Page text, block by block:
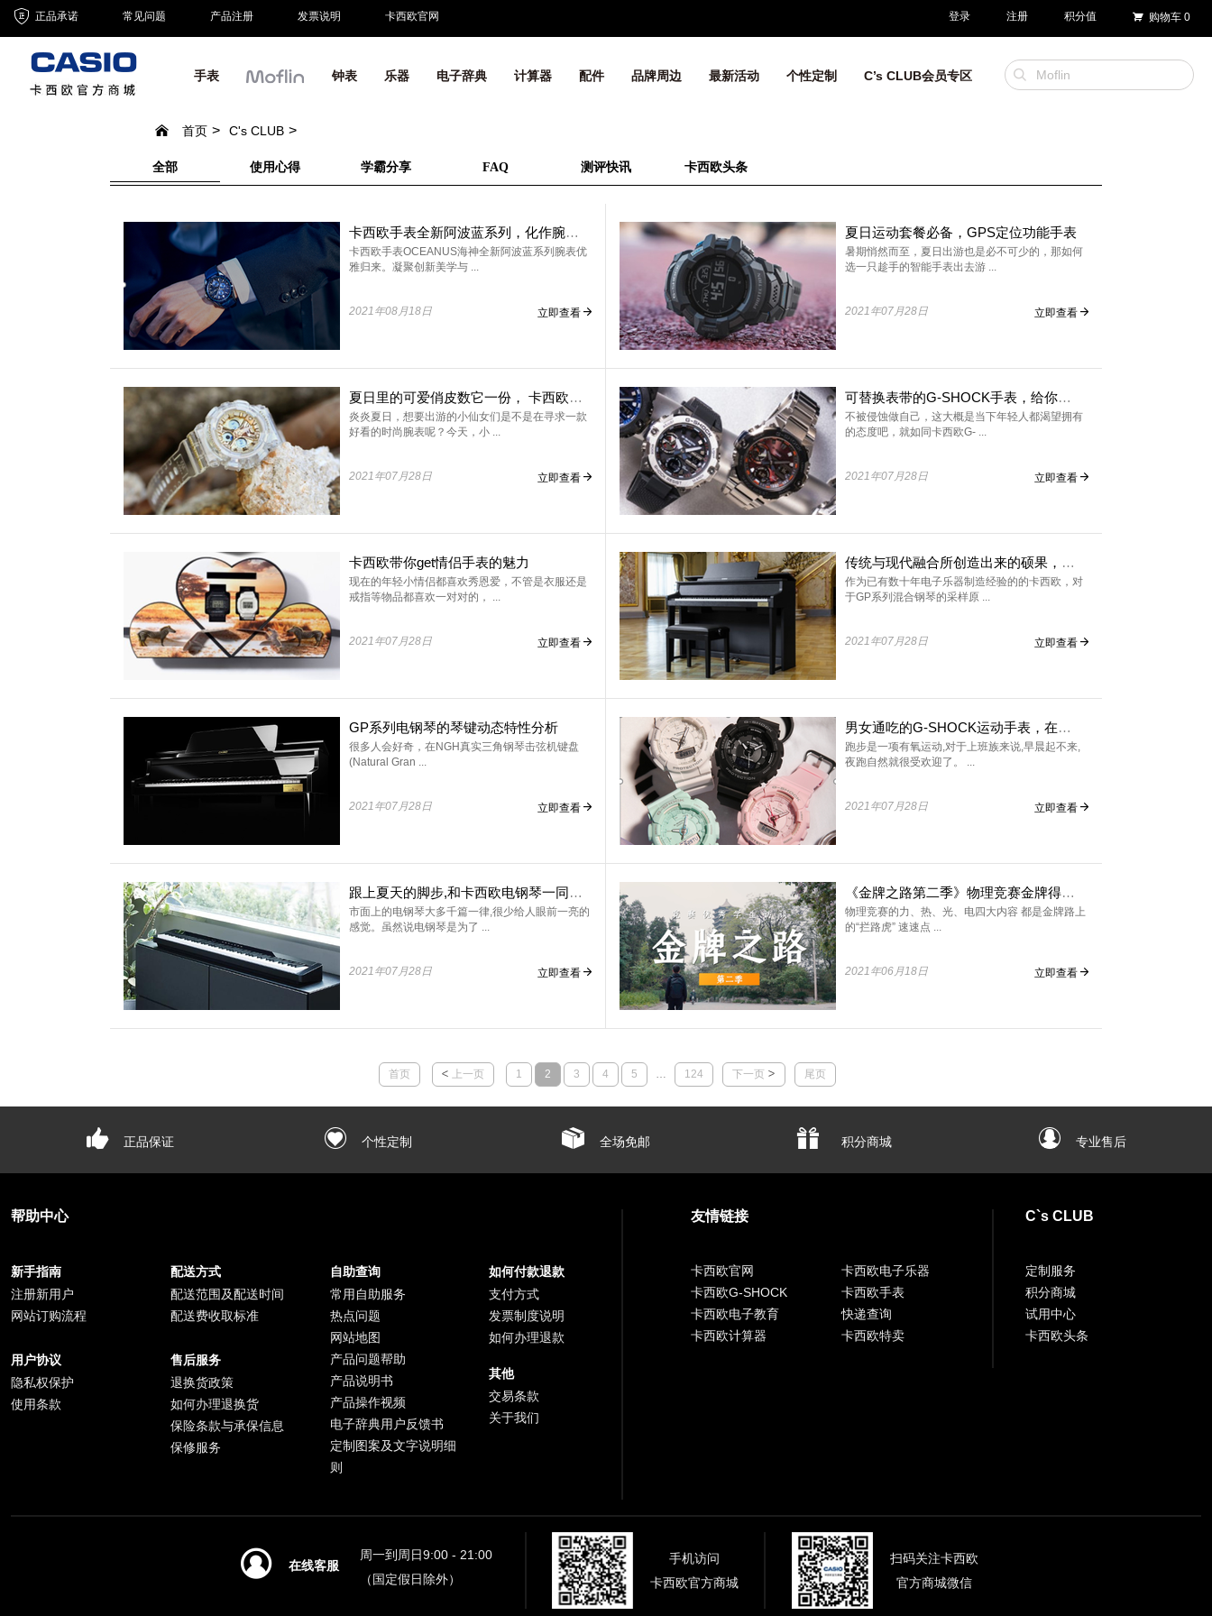
正品承诺 常见问题 产品注册 发票说明 卡西欧官网 登录 注册 积分值 购物车 0
手表 钟表 乐器 电子辞典 计算器 配件 品牌周边 最新活动 个性定制 C’s CLUB会员专区
首页 C's CLUB
全部 使用心得 学霸分享 FAQ 测评快讯 卡西欧头条
卡西欧手表全新阿波蓝系列，化作腕间深海
卡西欧手表OCEANUS海神全新阿波蓝系列腕表优
雅归来。凝聚创新美学与 ...
2021年08月18日 立即查看
夏日运动套餐必备，GPS定位功能手表
暑期悄然而至，夏日出游也是必不可少的，那如何
选一只趁手的智能手表出去游 ...
2021年07月28日 立即查看
夏日里的可爱俏皮数它一份， 卡西欧Dance主题系列腕表
炎炎夏日，想要出游的小仙女们是不是在寻求一款
好看的时尚腕表呢？今天，小 ...
2021年07月28日 立即查看
可替换表带的G-SHOCK手表，给你多重体验感
不被侵蚀做自己，这大概是当下年轻人都渴望拥有
的态度吧，就如同卡西欧G- ...
2021年07月28日 立即查看
卡西欧带你get情侣手表的魅力
现在的年轻小情侣都喜欢秀恩爱，不管是衣服还是
戒指等物品都喜欢一对对的， ...
2021年07月28日 立即查看
传统与现代融合所创造出来的硕果，GP系列混合电钢琴
作为已有数十年电子乐器制造经验的的卡西欧，对
于GP系列混合钢琴的采样原 ...
2021年07月28日 立即查看
GP系列电钢琴的琴键动态特性分析
很多人会好奇，在NGH真实三角钢琴击弦机键盘
(Natural Gran ...
2021年07月28日 立即查看
男女通吃的G-SHOCK运动手表，在夜跑时贴心为你服务
跑步是一项有氧运动,对于上班族来说,早晨起不来,
夜跑自然就很受欢迎了。 ...
2021年07月28日 立即查看
跟上夏天的脚步,和卡西欧电钢琴一同燥起来
市面上的电钢琴大多千篇一律,很少给人眼前一亮的
感觉。虽然说电钢琴是为了 ...
2021年07月28日 立即查看
《金牌之路第二季》物理竞赛金牌得主杨东逸同学分享竞赛小妙招！
物理竞赛的力、热、光、电四大内容 都是金牌路上
的“拦路虎” 速速点 ...
2021年06月18日 立即查看
首页 上一页 1 2 3 4 5 … 124 下一页 尾页
正品保证 个性定制 全场免邮 积分商城 专业售后
帮助中心
新手指南
注册新用户
网站订购流程
用户协议
隐私权保护
使用条款
配送方式
配送范围及配送时间
配送费收取标准
售后服务
退换货政策
如何办理退换货
保险条款与承保信息
保修服务
自助查询
常用自助服务
热点问题
网站地图
产品问题帮助
产品说明书
产品操作视频
电子辞典用户反馈书
定制图案及文字说明细
则
如何付款退款
支付方式
发票制度说明
如何办理退款
其他
交易条款
关于我们
友情链接
卡西欧官网
卡西欧G-SHOCK
卡西欧电子教育
卡西欧计算器
卡西欧电子乐器
卡西欧手表
快递查询
卡西欧特卖
C`s CLUB
定制服务
积分商城
试用中心
卡西欧头条
在线客服
周一到周日9:00 - 21:00
（国定假日除外）
手机访问
卡西欧官方商城
扫码关注卡西欧
官方商城微信